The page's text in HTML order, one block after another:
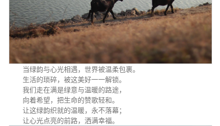
当绿韵与心光相遇，世界被温柔包裹。
生活的琐碎，被这美好一一解锁。
我们走在满是绿意与温暖的路途，
向着希望，把生命的赞歌轻和。
让这绿韵织就的温暖，永不落幕；
让心光点亮的前路，洒满幸福。